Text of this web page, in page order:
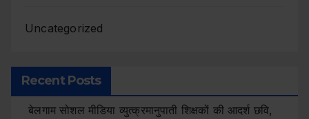
Uncategorized
Recent Posts
बेलगाम सोशल मीडिया व्युत्क्रमानुपाती शिक्षकों की आदर्श छवि,